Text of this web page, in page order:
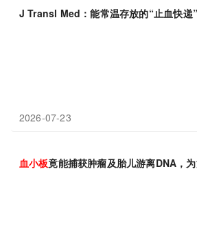
J Transl Med：能常温存放的“止血快递
2026-07-23
血小板竟能捕获肿瘤及胎儿游离DNA，